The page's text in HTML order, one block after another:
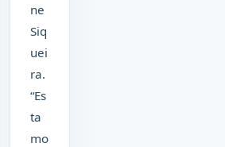
ne
Siq
uei
ra.
“Es
ta
mo